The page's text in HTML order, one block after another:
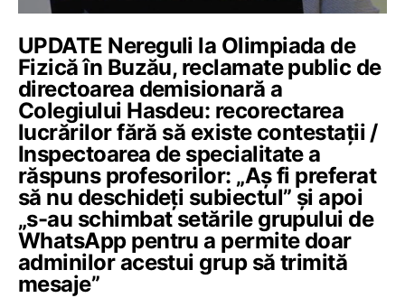
UPDATE Nereguli la Olimpiada de
Fizică în Buzău, reclamate public de
directoarea demisionară a
Colegiului Hasdeu: recorectarea
lucrărilor fără să existe contestații /
Inspectoarea de specialitate a
răspuns profesorilor: „Aș fi preferat
să nu deschideți subiectul” și apoi
„s-au schimbat setările grupului de
WhatsApp pentru a permite doar
adminilor acestui grup să trimită
mesaje”